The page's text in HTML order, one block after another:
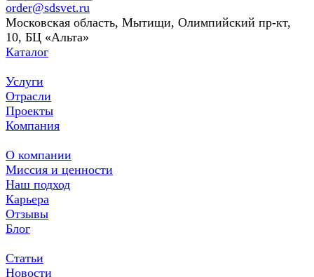
order@sdsvet.ru
Московская область, Мытищи, Олимпийский пр-кт,
10, БЦ «Альта»
Каталог
Услуги
Отрасли
Проекты
Компания
О компании
Миссия и ценности
Наш подход
Карьера
Отзывы
Блог
Статьи
Новости